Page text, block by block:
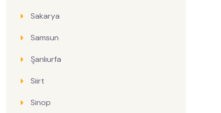
Sakarya
Samsun
Şanlıurfa
Siirt
Sinop